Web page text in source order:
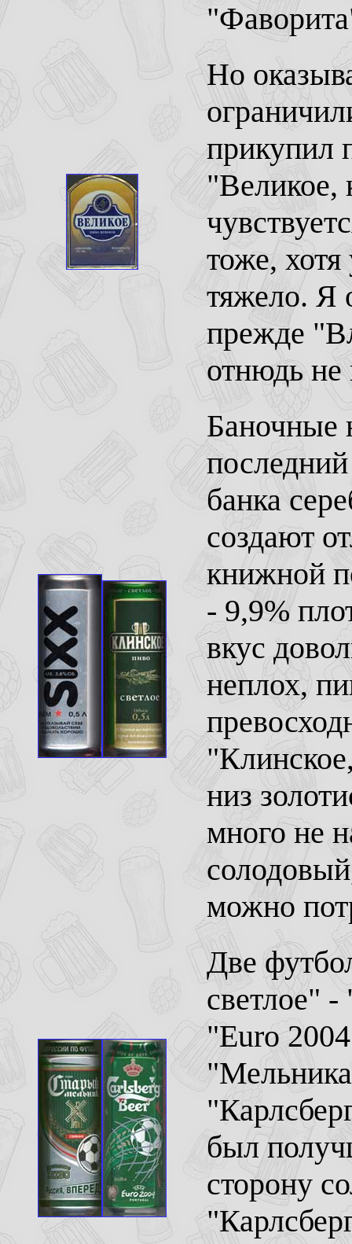
Но
прикупил
"Великое,
тоже,
тяжело. Я
прежде
отнюдь не
Баночные
банка
создают
книжной
- 9,9%
вкус
неплох,
низ
много не
можно
Две
светлое"
"Euro
был
сторону